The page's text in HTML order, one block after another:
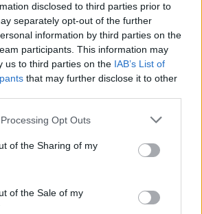
disclosed to third parties prior to
separately opt-out of the further
information by third parties on the
participants. This information may
us to third parties on the IAB’s List of
that may further disclose it to other
Opt Outs
of the Sharing of my
of the Sale of my